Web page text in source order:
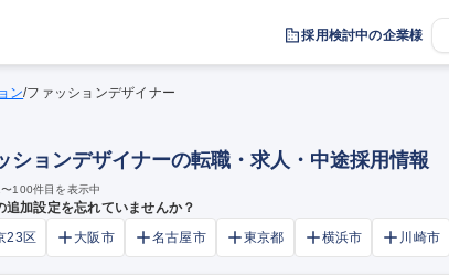
採用検討中の企業様
ン/ファッションデザイナー
ションデザイナーの転職・求人・中途採用情報
〜100件目を表示中
追加設定を忘れていませんか？
23区
大阪市 名古屋市 東京都 横浜市 川崎市